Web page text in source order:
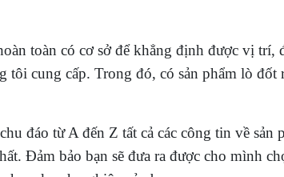
toàn có cơ sở để khẳng định được vị trí,
cung cấp. Trong đó, có sản phẩm lò đốt
đáo từ A đến Z tất cả các công tin về sản
Đảm bảo bạn sẽ đưa ra được cho mình